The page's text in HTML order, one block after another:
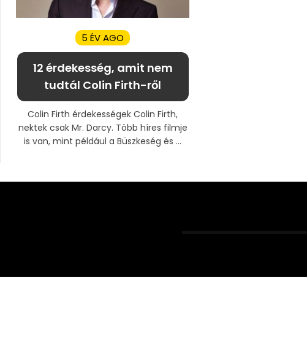
5 ÉV AGO
12 érdekesség, amit nem
tudtál Colin Firth-ről
Colin Firth érdekességek Colin Firth,
nektek csak Mr. Darcy. Több híres filmje
is van, mint például a Büszkeség és ...